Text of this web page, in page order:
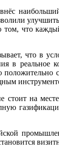
что
что в
в
стоит на